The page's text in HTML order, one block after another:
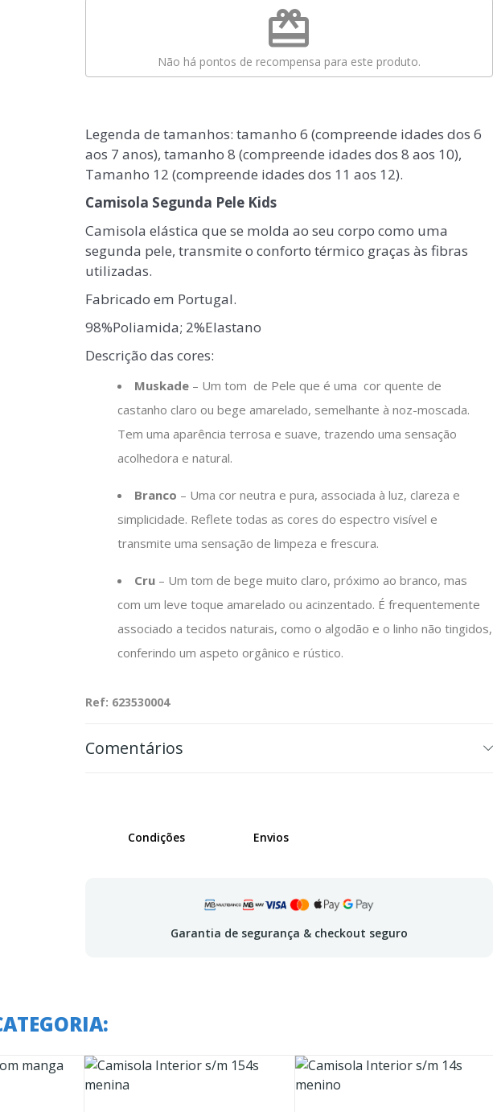
redeem
Não há pontos de recompensa para este produto.
Legenda de tamanhos: tamanho 6 (compreende idades dos 6
aos 7 anos), tamanho 8 (compreende idades dos 8 aos 10),
Tamanho 12 (compreende idades dos 11 aos 12).
Camisola Segunda Pele Kids
Camisola elástica que se molda ao seu corpo como uma
segunda pele, transmite o conforto térmico graças às fibras
utilizadas.
Fabricado em Portugal.
98%Poliamida; 2%Elastano
Descrição das cores:
Muskade– Um tom de Pele que é uma cor quente de
castanho claro ou bege amarelado, semelhante à noz-moscada.
Tem uma aparência terrosa e suave, trazendo uma sensação
acolhedora e natural.
Branco – Uma cor neutra e pura, associada à luz, clareza e
simplicidade. Reflete todas as cores do espectro visível e
transmite uma sensação de limpeza e frescura.
Cru– Um tom de bege muito claro, próximo ao branco, mas
com um leve toque amarelado ou acinzentado. É frequentemente
associado a tecidos naturais, como o algodão e o linho não tingidos,
conferindo um aspeto orgânico e rústico.
Ref: 623530004
Comentários
Condições Envios
Garantia de segurança & checkout seguro